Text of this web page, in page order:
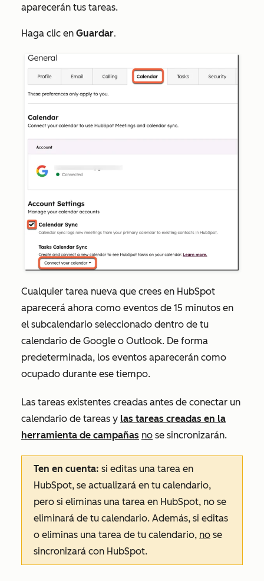
aparecerán tus tareas.
Haga clic en Guardar.
Cualquier tarea nueva que crees en HubSpot
aparecerá ahora como eventos de 15 minutos en
el subcalendario seleccionado dentro de tu
calendario de Google o Outlook. De forma
predeterminada, los eventos aparecerán como
ocupado durante ese tiempo.
Las tareas existentes creadas antes de conectar un
calendario de tareas y las tareas creadas en la
herramienta de campañas no se sincronizarán.
Ten en cuenta: si editas una tarea en
HubSpot, se actualizará en tu calendario,
pero si eliminas una tarea en HubSpot, no se
eliminará de tu calendario. Además, si editas
o eliminas una tarea de tu calendario, no se
sincronizará con HubSpot.